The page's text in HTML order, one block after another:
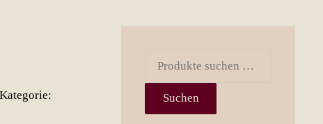
Kategorie:
Suchen
nach:
Suchen